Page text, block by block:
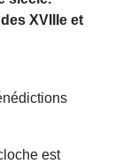
XVIIIe et
est